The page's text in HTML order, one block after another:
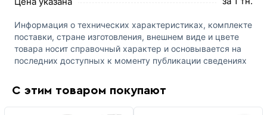
Информация о технических характеристиках, комплекте
поставки, стране изготовления, внешнем виде и цвете
товара носит справочный характер и основывается на
последних доступных к моменту публикации сведениях
С этим товаром покупают